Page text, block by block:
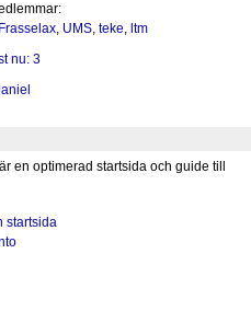
Frasselax, UMS, teke, ltm
nu: 3
en optimerad startsida och guide till
startsida